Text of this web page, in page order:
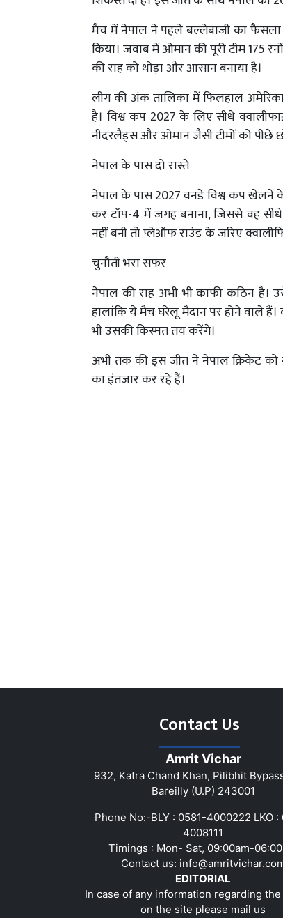
मैच में नेपाल ने पहले बल्लेबाजी का फैसला
किया। जवाब में ओमान की पूरी टीम 175
की राह को थोड़ा और आसान बनाया है।
लीग की अंक तालिका में फिलहाल
है। विश्व कप 2027 के लिए सीधे
नीदरलैंड्स और ओमान जैसी टीमों को पीछे
नेपाल के पास दो रास्ते
नेपाल के पास 2027 वनडे विश्व कप खेलने
कर टॉप-4 में जगह बनाना, जिससे वह
नहीं बनी तो प्लेऑफ राउंड के जरिए
चुनौती भरा सफर
नेपाल की राह अभी भी काफी कठिन
हालांकि ये मैच घरेलू मैदान पर होने वाले
भी उसकी किस्मत तय करेंगे।
अभी तक की इस जीत ने नेपाल क्रिकेट को
का इंतजार कर रहे हैं।
Contact Us
Amrit Vichar
932, Katra Chand Khan, Pilibhit
Bareilly (U.P) 243001
Phone No:-BLY : 0581-4000222 LKO :
4008111
Timings : Mon- Sat, 09:00am-
Contact us:
EDITORIAL
In case of any information regarding
on the site please mail us